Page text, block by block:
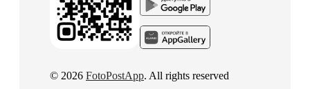
© 2026 FotoPostApp. All rights reserved